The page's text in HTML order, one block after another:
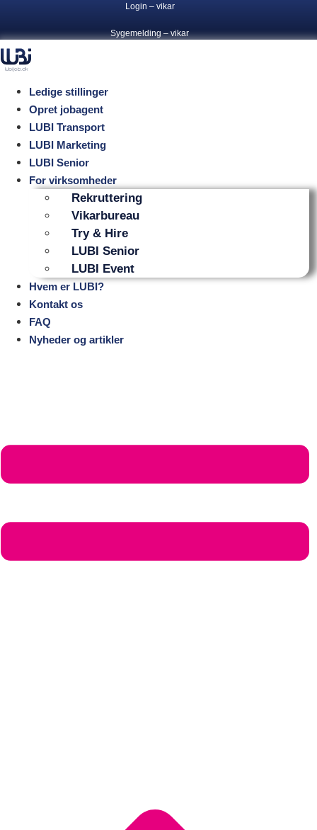
indhold
Login – vikar
Sygemelding – vikar
Ledige stillinger
Opret jobagent
LUBI Transport
LUBI Marketing
LUBI Senior
For virksomheder
Rekruttering
Vikarbureau
Try & Hire
LUBI Senior
LUBI Event
Hvem er LUBI?
Kontakt os
FAQ
Nyheder og artikler